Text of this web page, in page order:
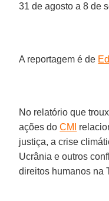
31 de agosto a 8 de
A reportagem é de
No relatório que
ações doCMI
justiça, a crise
Ucrânia e outros
direitos humanos na